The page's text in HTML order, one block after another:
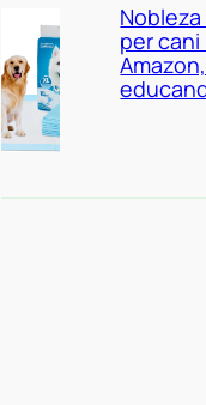
per cani